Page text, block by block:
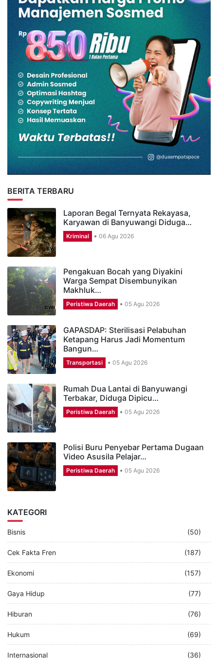
BERITA TERBARU
Laporan Begal Ternyata Rekayasa,
Karyawan di Banyuwangi Diduga…
Kriminal 06 Agu 2026
Pengakuan Bocah yang Diyakini
Warga Sempat Disembunyikan
Makhluk…
Peristiwa Daerah 05 Agu 2026
GAPASDAP: Sterilisasi Pelabuhan
Ketapang Harus Jadi Momentum
Bangun…
Transportasi 05 Agu 2026
Rumah Dua Lantai di Banyuwangi
Terbakar, Diduga Dipicu…
Peristiwa Daerah 05 Agu 2026
Polisi Buru Penyebar Pertama Dugaan
Video Asusila Pelajar…
Peristiwa Daerah 05 Agu 2026
KATEGORI
Bisnis (50)
Cek Fakta Fren (187)
Ekonomi (157)
Gaya Hidup (77)
Hiburan (76)
Hukum (69)
Internasional (36)